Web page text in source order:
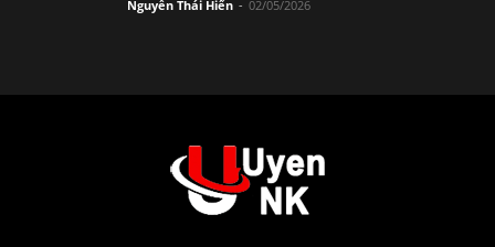
Nguyễn Thái Hiển - 02/05/2026